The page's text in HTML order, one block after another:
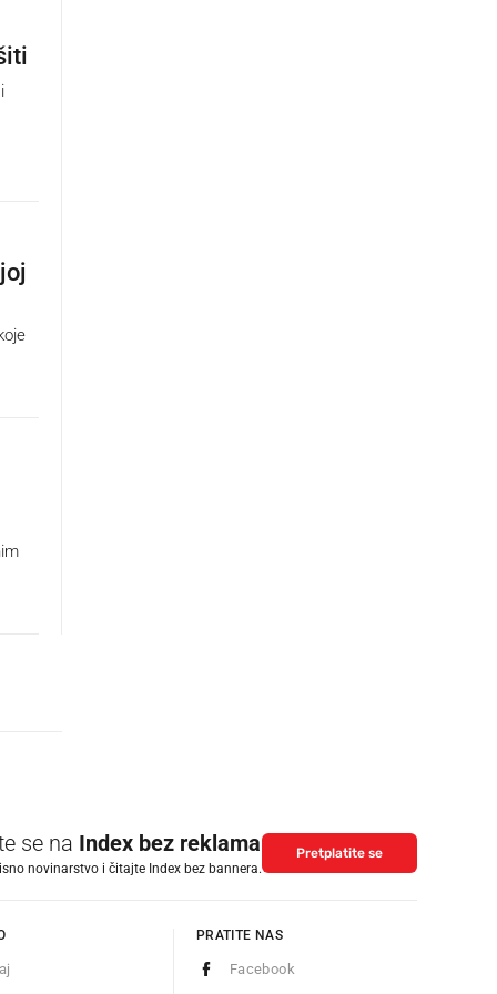
se na Index bez reklama
novinarstvo i čitajte Index bez bannera.
Pretplatite se
PRATITE NAS
Facebook